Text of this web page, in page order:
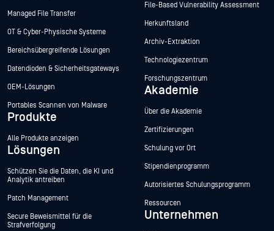
Managed File Transfer
OT & Cyber-Physische Systeme
Bereichsübergreifende Lösungen
Datendioden & Sicherheitsgateways
OEM-Lösungen
Portables Scannen von Malware
Produkte
Alle Produkte anzeigen
Lösungen
Schützen Sie die Daten, die KI und
Analytik antreiben
Patch Management
Secure Beweismittel für die
Strafverfolgung
File-Based Vulnerability Assessment
Herkunftsland
Archiv-Extraktion
Technologiezentrum
Forschungszentrum
Akademie
Über die Akademie
Zertifizierungen
Schulung vor Ort
Stipendienprogramm
Autorisiertes Schulungsprogramm
Ressourcen
Unternehmen